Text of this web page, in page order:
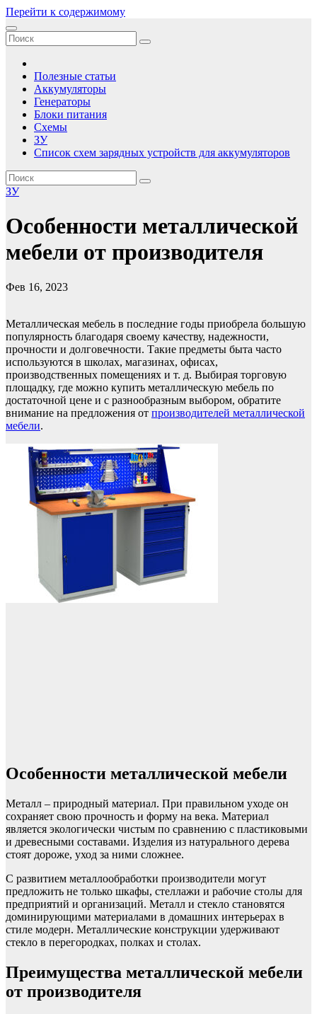
Перейти к содержимому
Зарядные устройства, аккумуляторы, батареи
Сборник принципиальных электрических схем зарядных
устройств для аккумуляторов, статьи по электричеству
Полезные статьи
Аккумуляторы
Генераторы
Блоки питания
Схемы
ЗУ
Список схем зарядных устройств для аккумуляторов
ЗУ
Особенности металлической
мебели от производителя
Фев 16, 2023
Металлическая мебель в последние годы приобрела большую
популярность благодаря своему качеству, надежности,
прочности и долговечности. Такие предметы быта часто
используются в школах, магазинах, офисах,
производственных помещениях и т. д. Выбирая торговую
площадку, где можно купить металлическую мебель по
достаточной цене и с разнообразным выбором, обратите
внимание на предложения от производителей металлической
мебели.
Особенности металлической мебели
Металл – природный материал. При правильном уходе он
сохраняет свою прочность и форму на века. Материал
является экологически чистым по сравнению с пластиковыми
и древесными составами. Изделия из натурального дерева
стоят дороже, уход за ними сложнее.
С развитием металлообработки производители могут
предложить не только шкафы, стеллажи и рабочие столы для
предприятий и организаций. Металл и стекло становятся
доминирующими материалами в домашних интерьерах в
стиле модерн. Металлические конструкции удерживают
стекло в перегородках, полках и столах.
Преимущества металлической мебели
от производителя